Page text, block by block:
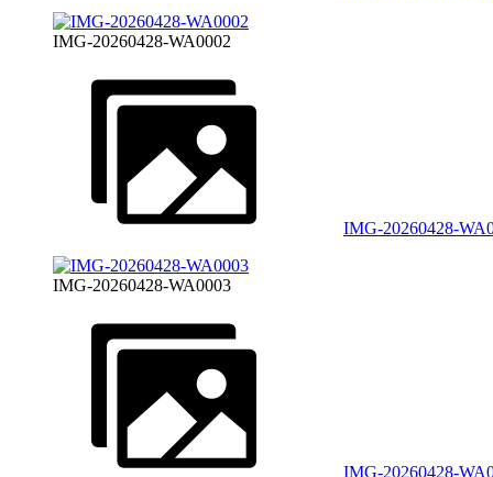
IMG-20260428-WA0002
IMG-20260428-
IMG-20260428-WA0003
IMG-20260428-